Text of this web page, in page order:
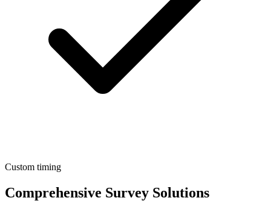
Custom timing
Comprehensive Survey Solutions